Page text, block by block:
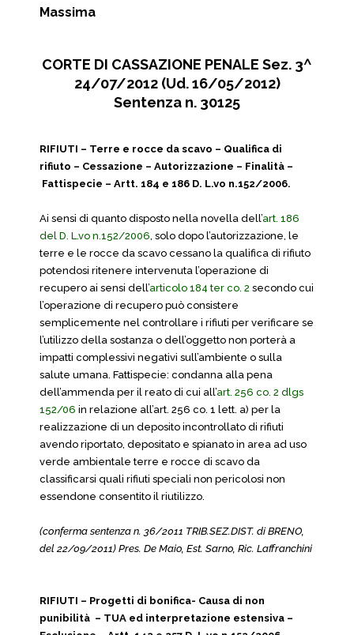
Massima
CORTE DI CASSAZIONE PENALE Sez. 3^
24/07/2012 (Ud. 16/05/2012)
Sentenza n. 30125
RIFIUTI – Terre e rocce da scavo – Qualifica di
rifiuto – Cessazione – Autorizzazione – Finalità –
Fattispecie – Artt. 184 e 186 D. L.vo n.152/2006.
Ai sensi di quanto disposto nella novella dell’art. 186
del D. L.vo n.152/2006, solo dopo l’autorizzazione, le
terre e le rocce da scavo cessano la qualifica di rifiuto
potendosi ritenere intervenuta l’operazione di
recupero ai sensi dell’articolo 184 ter co. 2 secondo cui
l’operazione di recupero può consistere
semplicemente nel controllare i rifiuti per verificare se
l’utilizzo della sostanza o dell’oggetto non porterà a
impatti complessivi negativi sull’ambiente o sulla
salute umana. Fattispecie: condanna alla pena
dell’ammenda per il reato di cui all’art. 256 co. 2 dlgs
152/06 in relazione all’art. 256 co. 1 lett. a) per la
realizzazione di un deposito incontrollato di rifiuti
avendo riportato, depositato e spianato in area ad uso
verde ambientale terre e rocce di scavo da
classificarsi quali rifiuti speciali non pericolosi non
essendone consentito il riutilizzo.
(conferma sentenza n. 36/2011 TRIB.SEZ.DIST. di BRENO,
del 22/09/2011) Pres. De Maio, Est. Sarno, Ric. Laffranchini
RIFIUTI – Progetti di bonifica- Causa di non
punibilità – TUA ed interpretazione estensiva –